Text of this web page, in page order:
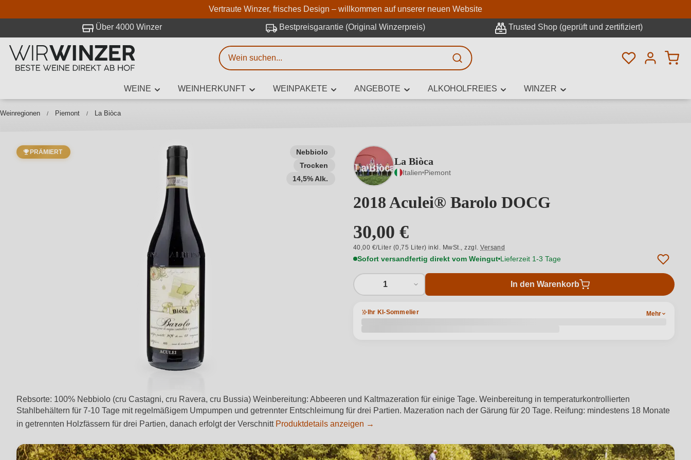
Zum Hauptinhalt springen
Zur Suche springen
Zur Hauptnavigation springen
Vertraute Winzer, frisches Design – willkommen auf unserer neuen Website
Über 4000 Winzer Bestpreisgarantie (Original Winzerpreis) Trusted Shop (geprüft und zertifiziert)
Du hast 0
WEINE WEINHERKUNFT WEINPAKETE ANGEBOTE ALKOHOLFREIES WINZER
Weinregionen Piemont La Biòca
Nebbiolo
Trocken
14,5% Alk.
PRÄMIERT
La Biòca
Italien Piemont
2018 Aculei® Barolo DOCG
30,00 €
40,00 €/Liter (0,75 Liter) inkl. MwSt.,zzgl.Versand
Sofort versandfertig direkt vom Weingut Lieferzeit 1-3 Tage
1 In den Warenkorb
Ihr KI-Sommelier Mehr
Rebsorte: 100% Nebbiolo (cru Castagni, cru Ravera, cru Bussia) Weinbereitung: Abbeeren und Kaltmazeration für einige Tage. Weinbereitung in temperaturkontrollierten
Stahlbehältern für 7-10 Tage mit regelmäßigem Umpumpen und getrennter Entschleimung für drei Partien. Mazeration nach der Gärung für 20 Tage. Reifung: mindestens 18 Monate
in getrennten Holzfässern für drei Partien, danach erfolgt der Verschnitt Produktdetails anzeigen →
Weinsuche
Mindestens 3 Zeichen eingeben
Erweiterte Suche
Beschreiben Sie, welchen Wein Sie suchen – ob nach Geschmack, Anlass, Weinnamen,
Rebsorte, Region, Winzer oder anderen Kriterien.
bei WirWinzer.